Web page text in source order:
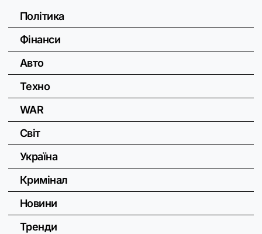
Політика
Фінанси
Авто
Техно
WAR
Світ
Україна
Кримінал
Новини
Тренди